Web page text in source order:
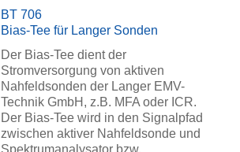
BT 706
Bias-Tee für Langer Sonden
Der Bias-Tee dient der
Stromversorgung von aktiven
Nahfeldsonden der Langer EMV-
Technik GmbH, z.B. MFA oder ICR.
Der Bias-Tee wird in den Signalpfad
zwischen aktiver Nahfeldsonde und